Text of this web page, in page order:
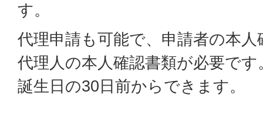
す。
代理申請も可能で、申請者の本
代理人の本人確認書類が必要で
誕生日の30日前からできます。